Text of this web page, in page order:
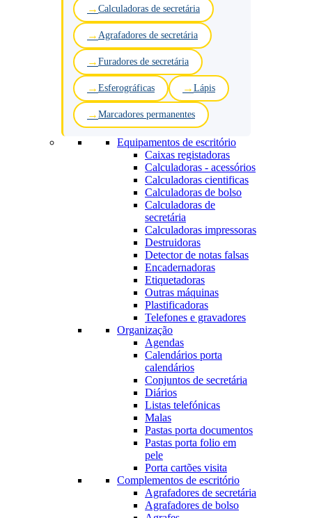
Calculadoras de secretária
Agrafadores de secretária
Furadores de secretária
Esferográficas Lápis
Marcadores permanentes
Equipamentos de escritório
Caixas registadoras
Calculadoras - acessórios
Calculadoras cientificas
Calculadoras de bolso
Calculadoras de
secretária
Calculadoras impressoras
Destruidoras
Detector de notas falsas
Encadernadoras
Etiquetadoras
Outras máquinas
Plastificadoras
Telefones e gravadores
Organização
Agendas
Calendários porta
calendários
Conjuntos de secretária
Diários
Listas telefónicas
Malas
Pastas porta documentos
Pastas porta folio em
pele
Porta cartões visita
Complementos de escritório
Agrafadores de secretária
Agrafadores de bolso